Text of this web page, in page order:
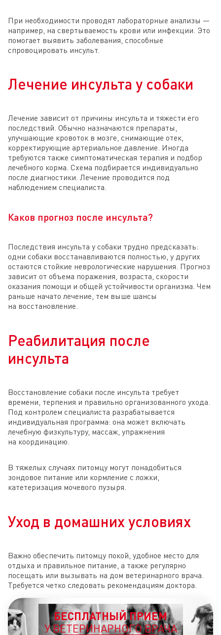
При необходимости проводят лабораторные анализы —
например, на свертываемость крови или инфекции. Это
помогает выявить заболевания, способные
спровоцировать инсульт.
Лечение инсульта у собаки
Лечение зависит от причины инсульта и тяжести его
последствий. Обычно назначаются препараты,
улучшающие кровоток в мозге, снимающие отек,
корректирующие артериальное давление. Иногда
требуются также симптоматическая терапия и подбор
лечебного корма. Схема подбирается индивидуально
после диагностики. Лечение проводится под
наблюдением специалиста.
Каков прогноз после инсульта?
Последствия инсульта у собаки трудно предсказать:
одни собаки восстанавливаются полностью, у других
остаются стойкие неврологические нарушения. Прогноз
зависит от объема поражения, возраста, скорости
оказания помощи и общей устойчивости организма. Чем
раньше начато лечение, тем выше шансы
на восстановление.
Реабилитация после
инсульта
Восстановление собаки после инсульта требует
времени, терпения и правильно организованного ухода.
Под контролем специалиста разрабатывается
индивидуальная программа: она может включать
лечебную физкультуру, массаж, упражнения
на координацию.
В тяжелых случаях питомцу могут понадобиться
зондовое питание или кормление с ложки,
катетеризация мочевого пузыря.
Уход в домашних условиях
Важно обеспечить питомцу покой, удобное место для
отдыха и правильное питание, а также регулярно
посещать или вызывать на дом ветеринарного врача.
Требуется четко следовать рекомендациям доктора.
БЕСПЛАТНЫЙ ПРИЕМ
У ВЕТЕРИНАРНОГО ВРАЧА